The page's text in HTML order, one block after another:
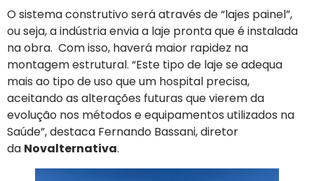
O sistema construtivo será através de “lajes painel”,
ou seja, a indústria envia a laje pronta que é instalada
na obra. Com isso, haverá maior rapidez na
montagem estrutural. “Este tipo de laje se adequa
mais ao tipo de uso que um hospital precisa,
aceitando as alterações futuras que vierem da
evolução nos métodos e equipamentos utilizados na
Saúde”, destaca Fernando Bassani, diretor
da Novalternativa.